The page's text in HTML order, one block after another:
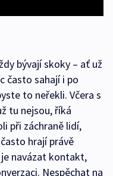
bývají skoky – ať už
často sahají i po
to neřekli. Včera s
tu nejsou, říká
při záchraně lidí,
hrají právě
navázat kontakt,
Nespěchat na